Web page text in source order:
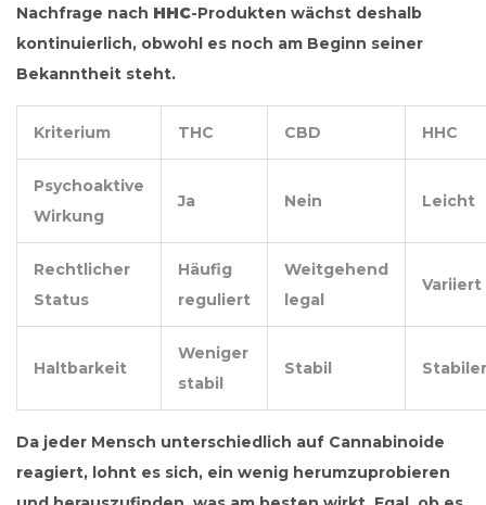
Nachfrage nach HHC-Produkten wächst deshalb
kontinuierlich, obwohl es noch am Beginn seiner
Bekanntheit steht.
Kriterium THC CBD HHC
Psychoaktive
Wirkung
Ja Nein Leicht
Rechtlicher
Status
Häufig
reguliert
Weitgehend
legal
Variiert
Haltbarkeit
Weniger
stabil
Stabil Stabiler
Da jeder Mensch unterschiedlich auf Cannabinoide
reagiert, lohnt es sich, ein wenig herumzuprobieren